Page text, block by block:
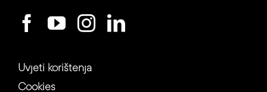
Uvjeti korištenja
Cookies